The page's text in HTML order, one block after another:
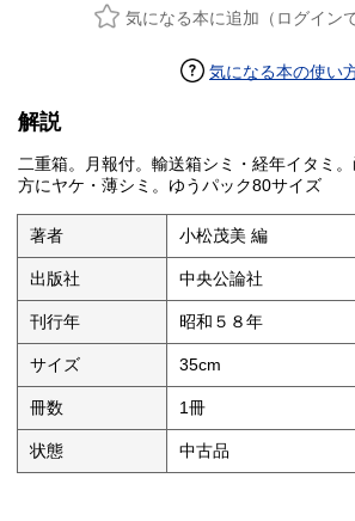
気になる本に追加（ログイン
気になる本の使い
解説
二重箱。月報付。輸送箱シミ・経年イタミ
方にヤケ・薄シミ。ゆうパック80サイズ
著者 小松茂美 編
出版社 中央公論社
刊行年 昭和５８年
サイズ 35cm
冊数 1冊
状態 中古品